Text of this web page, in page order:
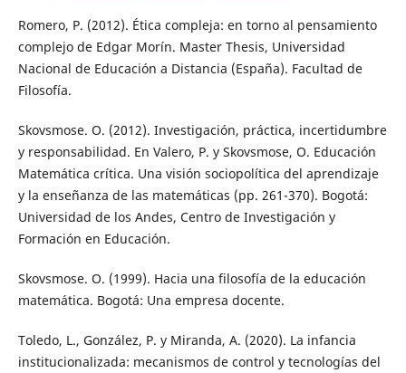
Romero, P. (2012). Ética compleja: en torno al pensamiento
complejo de Edgar Morín. Master Thesis, Universidad
Nacional de Educación a Distancia (España). Facultad de
Filosofía.
Skovsmose. O. (2012). Investigación, práctica, incertidumbre
y responsabilidad. En Valero, P. y Skovsmose, O. Educación
Matemática crítica. Una visión sociopolítica del aprendizaje
y la enseñanza de las matemáticas (pp. 261-370). Bogotá:
Universidad de los Andes, Centro de Investigación y
Formación en Educación.
Skovsmose. O. (1999). Hacia una filosofía de la educación
matemática. Bogotá: Una empresa docente.
Toledo, L., González, P. y Miranda, A. (2020). La infancia
institucionalizada: mecanismos de control y tecnologías del